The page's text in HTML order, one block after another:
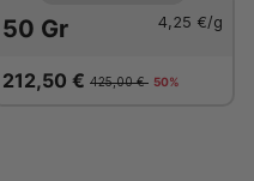
50 Gr 4,25 €/g
212,50 € 425,00 € 50%